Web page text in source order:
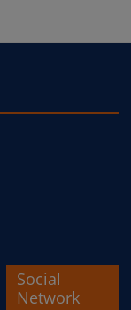
Social
Network